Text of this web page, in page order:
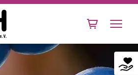
verschiedene Cookies und
beinhaltet Cookies und
den Betrieb der Webseite
sind, die zu statistischen